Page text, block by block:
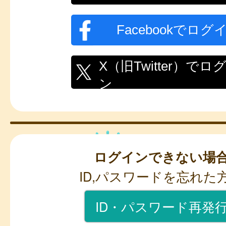
Facebookでログ
X（旧Twitter）でロ
ン
ログインできない場
ID,パスワードを忘れた
ID・パスワード再発